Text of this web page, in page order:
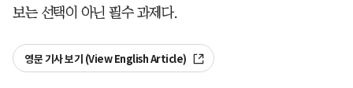
보는 선택이 아닌 필수 과제다.
영문 기사 보기 (View English Article)